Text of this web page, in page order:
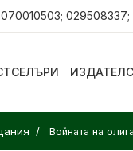
070010503; 029508337;
Войната на